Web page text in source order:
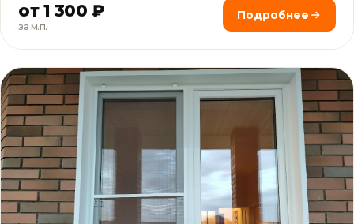
от 1 300 ₽
за м.п.
Подробнее